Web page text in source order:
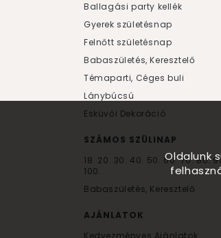
Ballagási party kellék
Gyerek születésnap
Felnőtt születésnap
Babaszületés, Keresztelő
Témaparti, Céges buli
Lánybúcsú
Esküvői Dekoráció
SZÁMOS SZÜLINAP
18. 20. 30. 40. 50. 60.70.80.
100.
Babaszületés, Keresztelő
AJÁNLATOK
Kedvezményes Ajánlatok
Oldalunk